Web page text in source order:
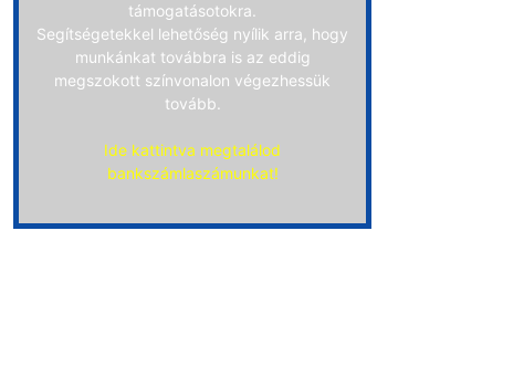
támogatásotokra.
Segítségetekkel lehetőség nyílik arra, hogy
munkánkat továbbra is az eddig
megszokott színvonalon végezhessük
tovább.
Ide kattintva megtalálod
bankszámlaszámunkat!